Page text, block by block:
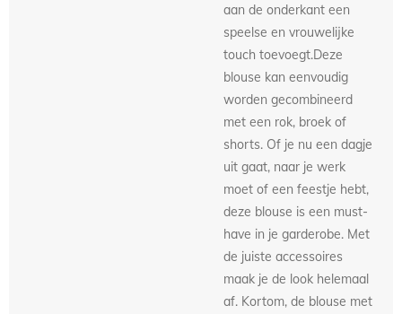
aan de onderkant een
speelse en vrouwelijke
touch toevoegt.Deze
blouse kan eenvoudig
worden gecombineerd
met een rok, broek of
shorts. Of je nu een dagje
uit gaat, naar je werk
moet of een feestje hebt,
deze blouse is een must-
have in je garderobe. Met
de juiste accessoires
maak je de look helemaal
af. Kortom, de blouse met